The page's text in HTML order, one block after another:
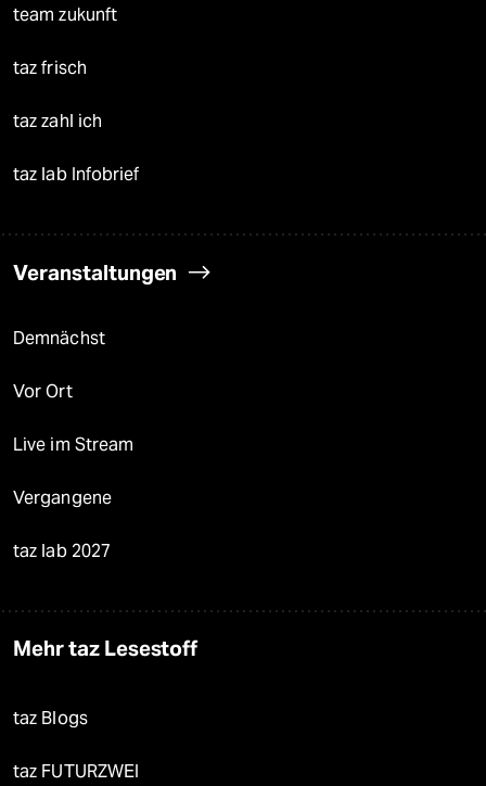
team zukunft
taz frisch
taz zahl ich
taz lab Infobrief
Veranstaltungen
Demnächst
Vor Ort
Live im Stream
Vergangene
taz lab 2027
Mehr taz Lesestoff
taz Blogs
taz FUTURZWEI